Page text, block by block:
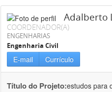
Adalberto
COORDENADOR(A)
ENGENHARIAS
Engenharia Civil
E-mail Currículo
Título do Projeto:estudos para